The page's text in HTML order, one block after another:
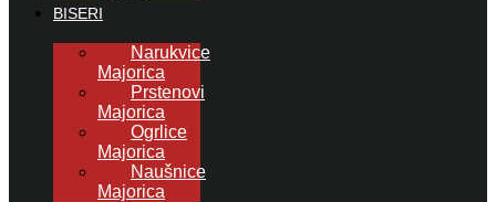
BISERI
Narukvice
Majorica
Prstenovi
Majorica
Ogrlice
Majorica
Naušnice
Majorica